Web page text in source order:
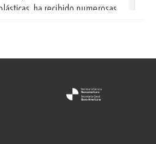
ha recibido numerosas
una selección poética –
Luis Paniagua– proveniente